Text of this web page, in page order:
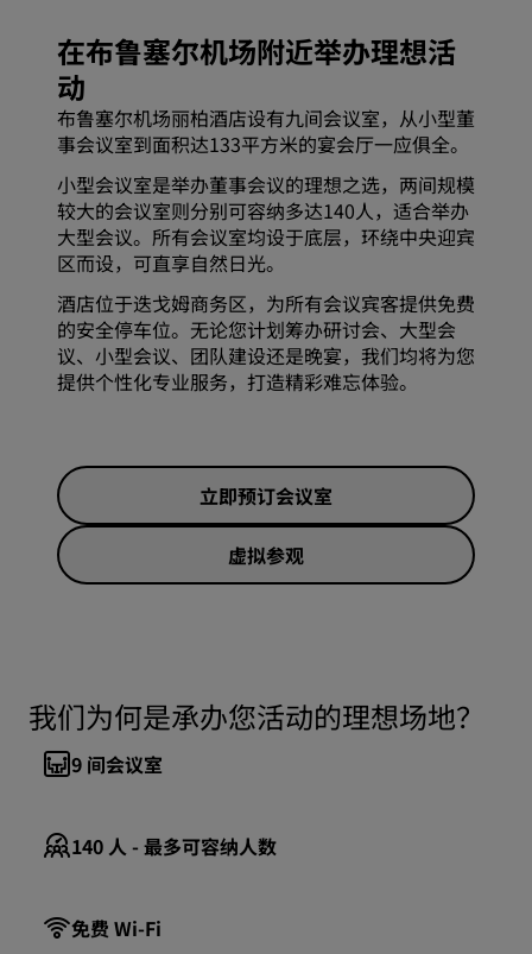
在布鲁塞尔机场附近举办理想活
动
布鲁塞尔机场丽柏酒店设有九间会议室，从小型董
事会议室到面积达133平方米的宴会厅一应俱全。
小型会议室是举办董事会议的理想之选，两间规模
较大的会议室则分别可容纳多达140人，适合举办
大型会议。所有会议室均设于底层，环绕中央迎宾
区而设，可直享自然日光。
酒店位于迭戈姆商务区，为所有会议宾客提供免费
的安全停车位。无论您计划筹办研讨会、大型会
议、小型会议、团队建设还是晚宴，我们均将为您
提供个性化专业服务，打造精彩难忘体验。
立即预订会议室
虚拟参观
我们为何是承办您活动的理想场地？
9 间会议室
140 人 - 最多可容纳人数
免费 Wi-Fi